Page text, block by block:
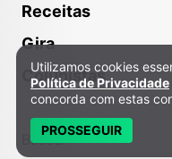
Receitas
Gira
Colunistas
Buscar
Política de Privacidade
Utilizamos cookies
Política de Privacidade
concorda com estas
PROSSEGUIR